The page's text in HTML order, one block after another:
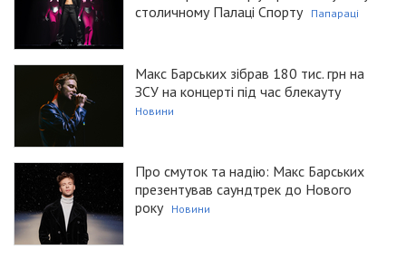
столичному Палаці Спорту
Папараці
Макс Барських зібрав 180 тис. грн на
ЗСУ на концерті під час блекауту
Новини
Про смуток та надію: Макс Барських
презентував саундтрек до Нового
року
Новини